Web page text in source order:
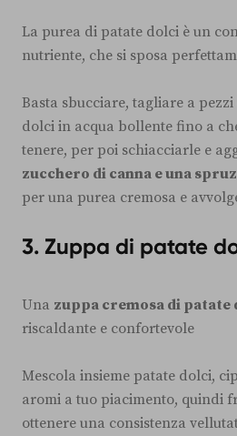
La purea di patate dolci è un
nutriente, che si sposa
Basta sbucciare, tagliare a
dolci in acqua bollente fino a
tenere, per poi schiacciarle e
zucchero di canna e una
per una purea cremosa e
3. Zuppa di patate
Una zuppa cremosa di patate
riscaldante e confortevole
Mescola insieme patate dolci,
aromi a tuo piacimento, quindi
ottenere una consistenza